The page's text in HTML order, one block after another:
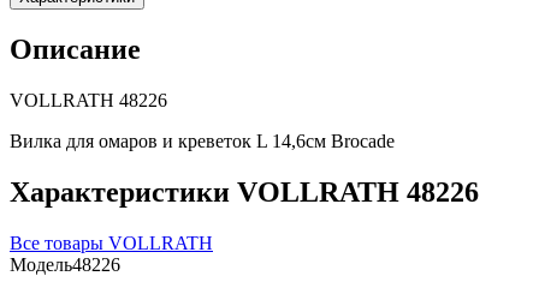
Описание
VOLLRATH 48226
Вилка для омаров и креветок L 14,6см Brocade
Характеристики VOLLRATH 48226
Все товары VOLLRATH
Модель48226